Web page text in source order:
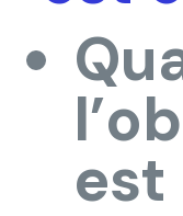
est